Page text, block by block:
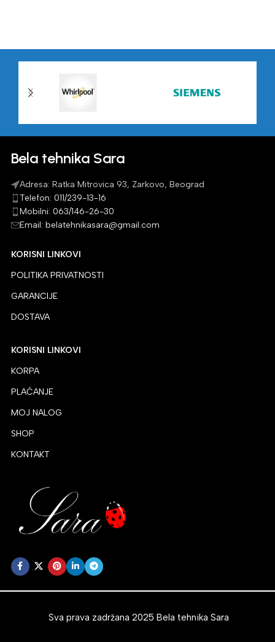
Bela tehnika Sara
Adresa: Ratka Mitrovica 93, Zarkovo, Beograd
Telefon: 011/239-13-16
Mobilni: 063/146-26-30
Email: belatehnikasara@gmail.com
KORISNI LINKOVI
POLITIKA PRIVATNOSTI
GARANCIJE
DOSTAVA
KORISNI LINKOVI
KORPA
PLAĆANJE
MOJ NALOG
SHOP
KONTAKT
Sva prava zadržana 2025 Bela tehnika Sara